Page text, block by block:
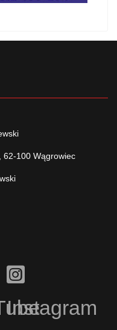
62-100 Wągrowiec
Instagram